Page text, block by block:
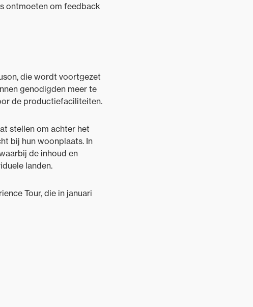
ontmoeten om feedback
die wordt voortgezet
genodigden meer te
de productiefaciliteiten.
stellen om achter het
bij hun woonplaats. In
de inhoud en
landen.
Tour, die in januari